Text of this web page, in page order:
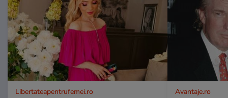
Libertateapentrufemei.ro Avantaje.ro